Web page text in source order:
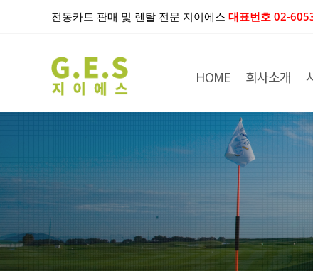
전동카트 판매 및 렌탈 전문 지이에스 대표번호 02-
HOME 회사소개